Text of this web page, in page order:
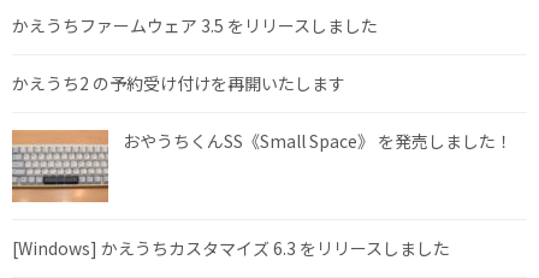
かえうちファームウェア 3.5 をリリースしました
かえうち2 の予約受け付けを再開いたします
おやうちくんSS《Small Space》 を発売しました！
[Windows] かえうちカスタマイズ 6.3 をリリースしました